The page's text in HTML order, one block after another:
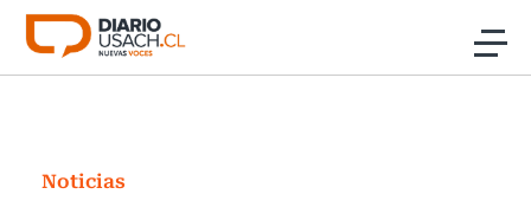
Click acá para ir directamente al contenido
Investigación
Noticias